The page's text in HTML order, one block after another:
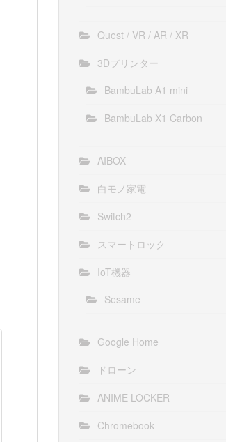
Quest / VR / AR / XR
3Dプリンター
BambuLab A1 mini
BambuLab X1 Carbon
AIBOX
白モノ家電
Switch2
スマートロック
IoT機器
Sesame
Google Home
ドローン
ANIME LOCKER
Chromebook